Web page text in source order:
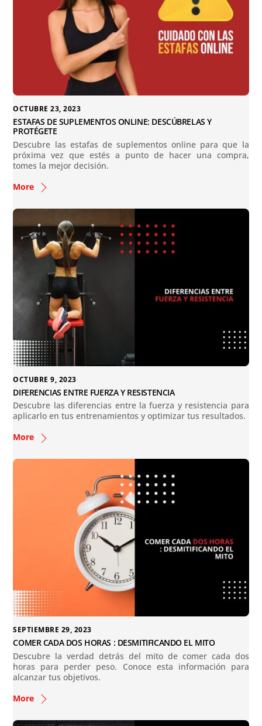
OCTUBRE 23, 2023
ESTAFAS DE SUPLEMENTOS ONLINE: DESCÚBRELAS Y
PROTÉGETE
Descubre las estafas de suplementos online para que la
próxima vez que estés a punto de hacer una compra,
tomes la mejor decisión.
More
OCTUBRE 9, 2023
DIFERENCIAS ENTRE FUERZA Y RESISTENCIA
Descubre las diferencias entre la fuerza y resistencia para
aplicarlo en tus entrenamientos y optimizar tus resultados.
More
SEPTIEMBRE 29, 2023
COMER CADA DOS HORAS : DESMITIFICANDO EL MITO
Descubre la verdad detrás del mito de comer cada dos
horas para perder peso. Conoce esta información para
alcanzar tus objetivos.
More